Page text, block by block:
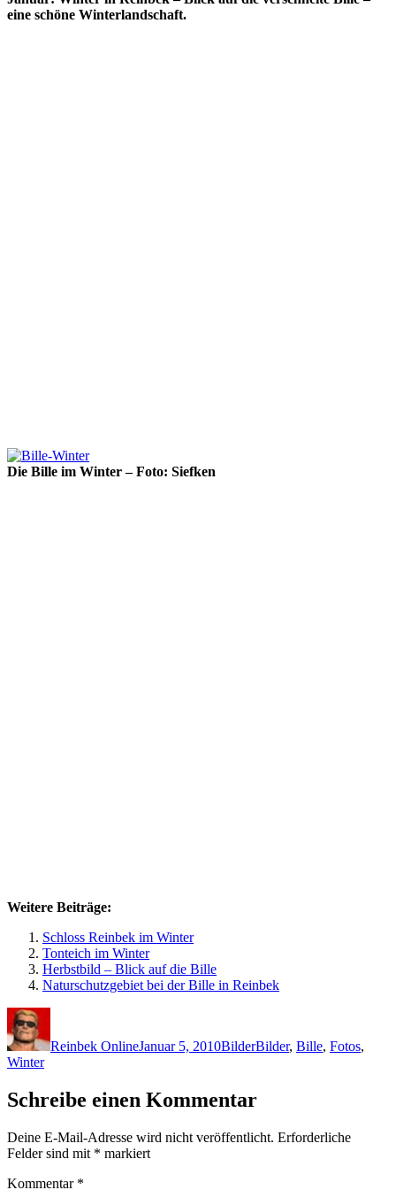
eine schöne Winterlandschaft.
Die Bille im Winter – Foto: Siefken
Weitere Beiträge:
Schloss Reinbek im Winter
Tonteich im Winter
Herbstbild – Blick auf die Bille
Naturschutzgebiet bei der Bille in Reinbek
Reinbek OnlineJanuar 5, 2010BilderBilder, Bille, Fotos,
Winter
Schreibe einen Kommentar
Deine E-Mail-Adresse wird nicht veröffentlicht. Erforderliche
Felder sind mit * markiert
Kommentar *